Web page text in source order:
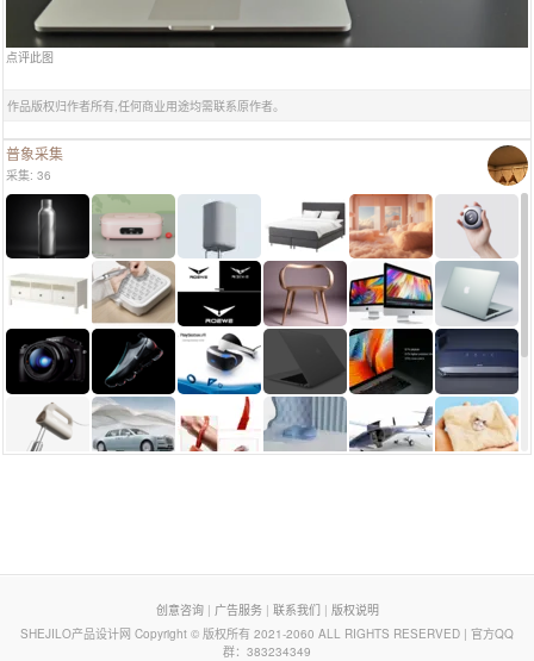
点评此图
作品版权归作者所有,任何商业用途均需联系原作者。
普象采集
采集: 36
创意咨询| 广告服务| 联系我们 | 版权说明
SHEJILO产品设计网 Copyright © 版权所有 2021-2060 ALL RIGHTS RESERVED | 官方QQ
群：383234349